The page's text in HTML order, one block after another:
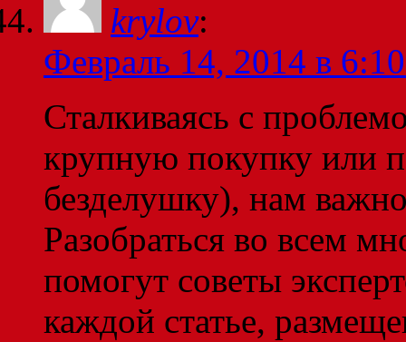
krylov:
Февраль 14, 2014 в
Сталкиваясь с
крупную покупку или
безделушку), нам важно
Разобраться во всем
помогут советы
каждой статье,